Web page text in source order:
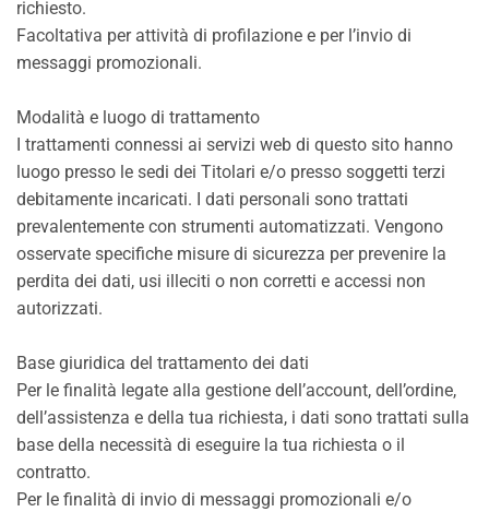
richiesto.
Facoltativa per attività di profilazione e per l’invio di
messaggi promozionali.
Modalità e luogo di trattamento
I trattamenti connessi ai servizi web di questo sito hanno
luogo presso le sedi dei Titolari e/o presso soggetti terzi
debitamente incaricati. I dati personali sono trattati
prevalentemente con strumenti automatizzati. Vengono
osservate specifiche misure di sicurezza per prevenire la
perdita dei dati, usi illeciti o non corretti e accessi non
autorizzati.
Base giuridica del trattamento dei dati
Per le finalità legate alla gestione dell’account, dell’ordine,
dell’assistenza e della tua richiesta, i dati sono trattati sulla
base della necessità di eseguire la tua richiesta o il
contratto.
Per le finalità di invio di messaggi promozionali e/o